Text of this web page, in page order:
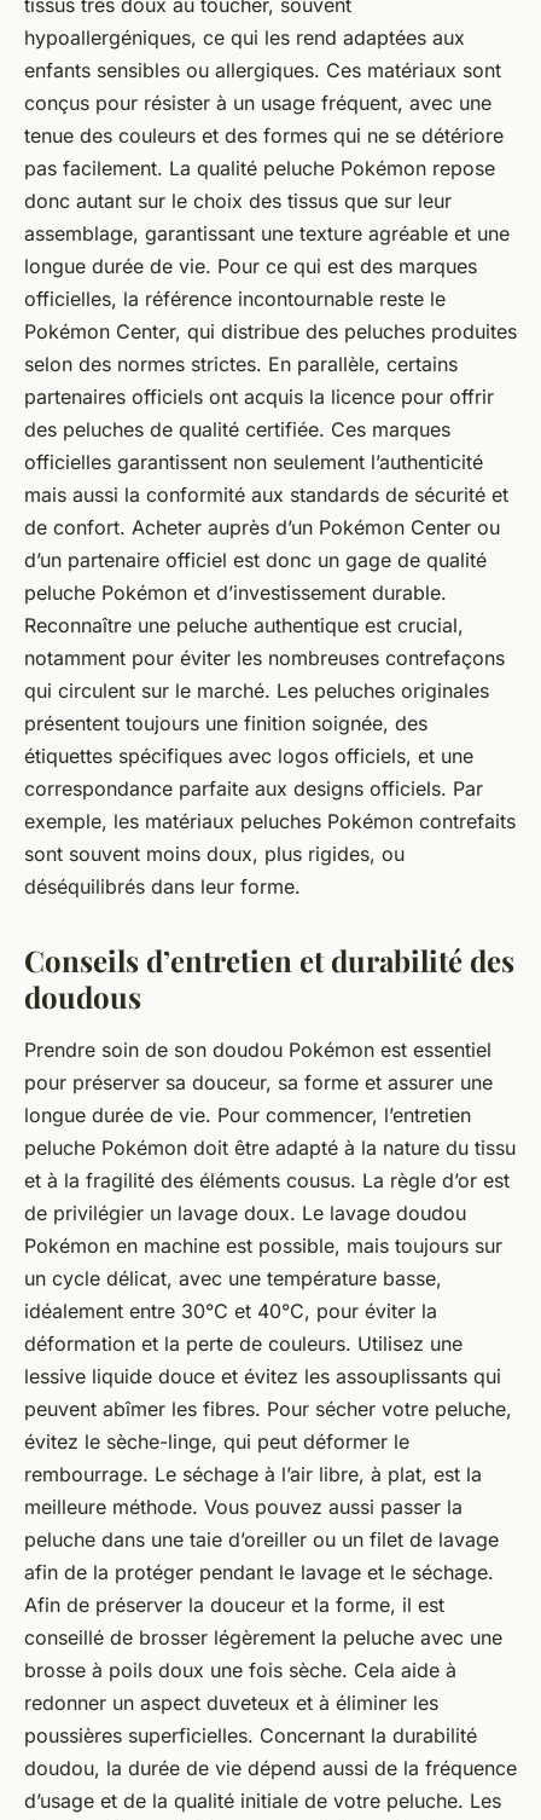
tissus très doux au toucher, souvent
hypoallergéniques, ce qui les rend adaptées aux
enfants sensibles ou allergiques. Ces matériaux sont
conçus pour résister à un usage fréquent, avec une
tenue des couleurs et des formes qui ne se détériore
pas facilement. La qualité peluche Pokémon repose
donc autant sur le choix des tissus que sur leur
assemblage, garantissant une texture agréable et une
longue durée de vie. Pour ce qui est des marques
officielles, la référence incontournable reste le
Pokémon Center, qui distribue des peluches produites
selon des normes strictes. En parallèle, certains
partenaires officiels ont acquis la licence pour offrir
des peluches de qualité certifiée. Ces marques
officielles garantissent non seulement l’authenticité
mais aussi la conformité aux standards de sécurité et
de confort. Acheter auprès d’un Pokémon Center ou
d’un partenaire officiel est donc un gage de qualité
peluche Pokémon et d’investissement durable.
Reconnaître une peluche authentique est crucial,
notamment pour éviter les nombreuses contrefaçons
qui circulent sur le marché. Les peluches originales
présentent toujours une finition soignée, des
étiquettes spécifiques avec logos officiels, et une
correspondance parfaite aux designs officiels. Par
exemple, les matériaux peluches Pokémon contrefaits
sont souvent moins doux, plus rigides, ou
déséquilibrés dans leur forme.
Conseils d’entretien et durabilité des
doudous
Prendre soin de son doudou Pokémon est essentiel
pour préserver sa douceur, sa forme et assurer une
longue durée de vie. Pour commencer, l’entretien
peluche Pokémon doit être adapté à la nature du tissu
et à la fragilité des éléments cousus. La règle d’or est
de privilégier un lavage doux. Le lavage doudou
Pokémon en machine est possible, mais toujours sur
un cycle délicat, avec une température basse,
idéalement entre 30°C et 40°C, pour éviter la
déformation et la perte de couleurs. Utilisez une
lessive liquide douce et évitez les assouplissants qui
peuvent abîmer les fibres. Pour sécher votre peluche,
évitez le sèche-linge, qui peut déformer le
rembourrage. Le séchage à l’air libre, à plat, est la
meilleure méthode. Vous pouvez aussi passer la
peluche dans une taie d’oreiller ou un filet de lavage
afin de la protéger pendant le lavage et le séchage.
Afin de préserver la douceur et la forme, il est
conseillé de brosser légèrement la peluche avec une
brosse à poils doux une fois sèche. Cela aide à
redonner un aspect duveteux et à éliminer les
poussières superficielles. Concernant la durabilité
doudou, la durée de vie dépend aussi de la fréquence
d’usage et de la qualité initiale de votre peluche. Les